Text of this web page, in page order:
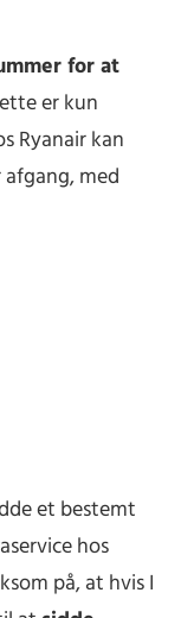
for at
er kun
Ryanair kan
med
et bestemt
hos
på, at hvis I